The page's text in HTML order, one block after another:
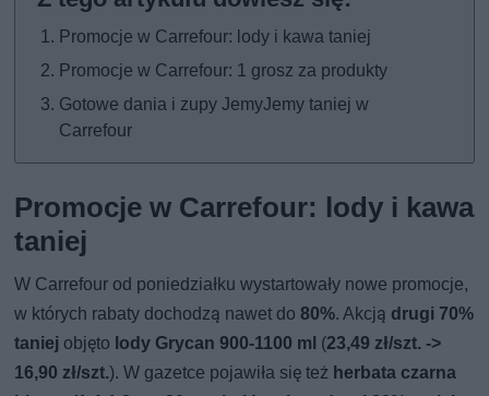
Promocje w Carrefour: lody i kawa taniej
Promocje w Carrefour: 1 grosz za produkty
Gotowe dania i zupy JemyJemy taniej w
Carrefour
Promocje w Carrefour: lody i kawa
taniej
W Carrefour od poniedziałku wystartowały nowe promocje,
w których rabaty dochodzą nawet do80%. Akcją drugi 70%
taniej objęto lody Grycan 900-1100 ml (23,49 zł/szt. ->
16,90 zł/szt.). W gazetce pojawiła się też herbata czarna